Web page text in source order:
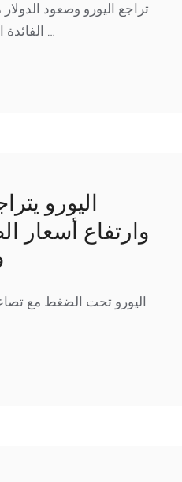
تراجع اليورو وصعود
الفائدة الأوروبية شهدت أسواق العملات …
اليورو
وارتفاع أسعار
اليورو تحت الضغط مع